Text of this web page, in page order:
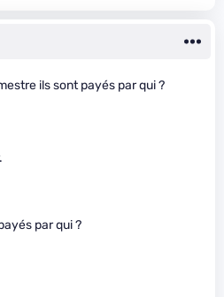
ils sont payés par qui ?
par qui ?